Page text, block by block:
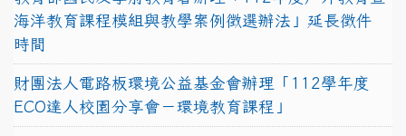
海洋教育課程模組與教學案例徵選辦法」延長徵件
時間
財團法人電路板環境公益基金會辦理「112學年度
ECO達人校園分享會－環境教育課程」